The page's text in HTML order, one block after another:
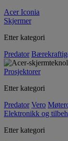
Acer Iconia
Skjermer
Etter kategori
Predator
Prosjektorer
Etter kategori
Predator Vero
Elektronikk og
Etter kategori